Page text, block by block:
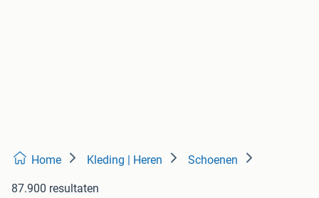
Home Kleding | Heren Schoenen
87.900 resultaten